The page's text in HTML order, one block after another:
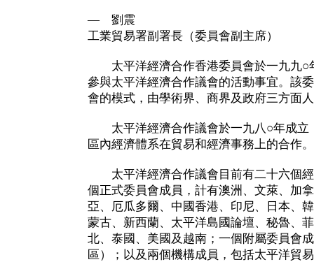
— 劉震
工業貿易署副署長（委員會副主席）
太平洋經濟合作香港委員會於一九九○
參與太平洋經濟合作議會的活動事宜。該
會的模式，由學術界、商界及政府三方面
太平洋經濟合作議會於一九八○年成立
區內經濟體系在貿易和經濟事務上的合作。
太平洋經濟合作議會目前有二十六個經
個正式委員會成員，計有澳洲、文萊、加
亞、厄瓜多爾、中國香港、印尼、日本、
蒙古、新西蘭、太平洋島國論壇、秘魯、
北、泰國、美國及越南；一個附屬委員會
區）；以及兩個機構成員，包括太平洋貿